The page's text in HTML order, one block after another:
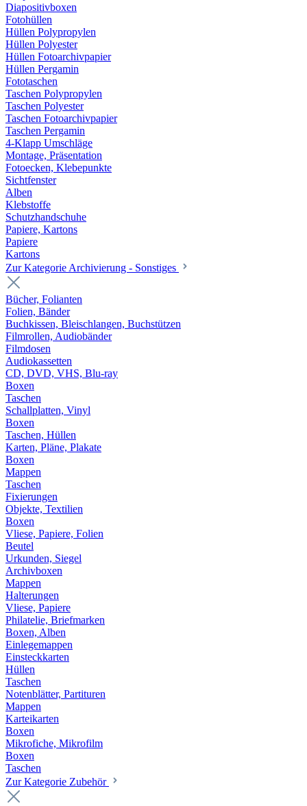
Diapositivboxen
Fotohüllen
Hüllen Polypropylen
Hüllen Polyester
Hüllen Fotoarchivpapier
Hüllen Pergamin
Fototaschen
Taschen Polypropylen
Taschen Polyester
Taschen Fotoarchivpapier
Taschen Pergamin
4-Klapp Umschläge
Montage, Präsentation
Fotoecken, Klebepunkte
Sichtfenster
Alben
Klebstoffe
Schutzhandschuhe
Papiere, Kartons
Papiere
Kartons
Zur Kategorie Archivierung - Sonstiges
Bücher, Folianten
Folien, Bänder
Buchkissen, Bleischlangen, Buchstützen
Filmrollen, Audiobänder
Filmdosen
Audiokassetten
CD, DVD, VHS, Blu-ray
Boxen
Taschen
Schallplatten, Vinyl
Boxen
Taschen, Hüllen
Karten, Pläne, Plakate
Boxen
Mappen
Taschen
Fixierungen
Objekte, Textilien
Boxen
Vliese, Papiere, Folien
Beutel
Urkunden, Siegel
Archivboxen
Mappen
Halterungen
Vliese, Papiere
Philatelie, Briefmarken
Boxen, Alben
Einlegemappen
Einsteckkarten
Hüllen
Taschen
Notenblätter, Partituren
Mappen
Karteikarten
Boxen
Mikrofiche, Mikrofilm
Boxen
Taschen
Zur Kategorie Zubehör